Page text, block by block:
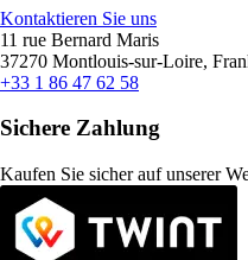
Kontaktieren Sie uns
11 rue Bernard Maris
37270 Montlouis-sur-Loire,
+33 1 86 47 62 58
Sichere Zahlung
Kaufen Sie sicher auf unserer